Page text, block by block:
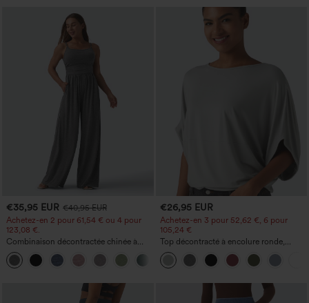
€35,95 EUR €40,95 EUR
Achetez-en 2 pour 61,54 € ou 4 pour
123,08 €.
Combinaison décontractée chinée à
bretelles réglables, fronces et jambes
larges, avec poches — facile comme
tout
+10
€26,95 EUR
Achetez-en 3 pour 52,62 €, 6 pour
105,24 €
Top décontracté à encolure ronde,
manches chauve-souris et coupe ample